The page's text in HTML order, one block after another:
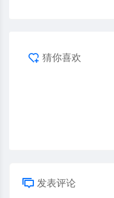
猜你喜欢
发表评论